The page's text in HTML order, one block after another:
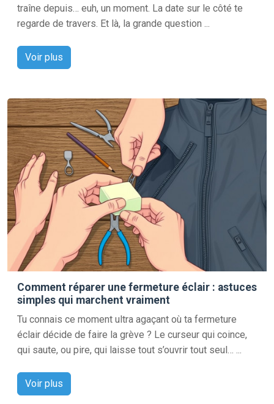
traîne depuis… euh, un moment. La date sur le côté te
regarde de travers. Et là, la grande question ...
Voir plus
Comment réparer une fermeture éclair : astuces
simples qui marchent vraiment
Tu connais ce moment ultra agaçant où ta fermeture
éclair décide de faire la grève ? Le curseur qui coince,
qui saute, ou pire, qui laisse tout s’ouvrir tout seul… ...
Voir plus